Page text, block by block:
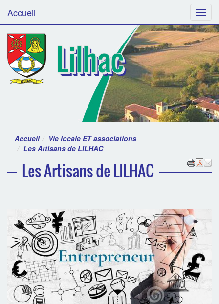
Menu
Accueil
Lilhac
Accueil
Vie locale ET associations
Les Artisans de LILHAC
Les Artisans de LILHAC